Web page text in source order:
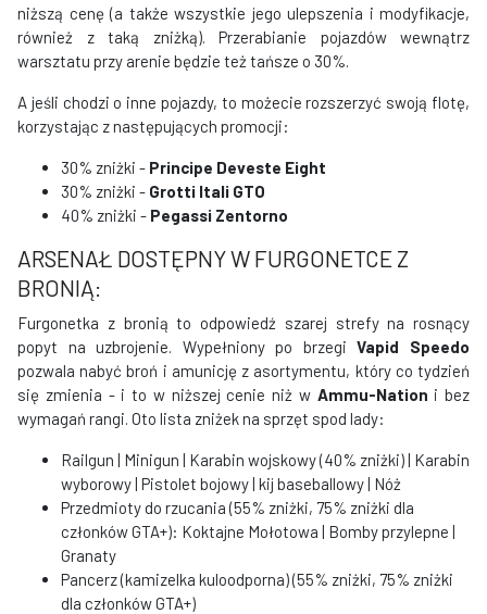
niższą cenę (a także wszystkie jego ulepszenia i modyfikacje,
również z taką zniżką). Przerabianie pojazdów wewnątrz
warsztatu przy arenie będzie też tańsze o 30%.
A jeśli chodzi o inne pojazdy, to możecie rozszerzyć swoją flotę,
korzystając z następujących promocji:
30% zniżki - Principe Deveste Eight
30% zniżki - Grotti Itali GTO
40% zniżki - Pegassi Zentorno
ARSENAŁ DOSTĘPNY W FURGONETCE Z
BRONIĄ:
Furgonetka z bronią to odpowiedź szarej strefy na rosnący
popyt na uzbrojenie. Wypełniony po brzegiVapid Speedo
pozwala nabyć broń i amunicję z asortymentu, który co tydzień
się zmienia - i to w niższej cenie niż w Ammu-Nation i bez
wymagań rangi. Oto lista zniżek na sprzęt spod lady:
Railgun | Minigun | Karabin wojskowy (40% zniżki) | Karabin
wyborowy | Pistolet bojowy | kij baseballowy | Nóż
Przedmioty do rzucania (55% zniżki, 75% zniżki dla
członków GTA+): Koktajne Mołotowa | Bomby przylepne |
Granaty
Pancerz (kamizelka kuloodporna) (55% zniżki, 75% zniżki
dla członków GTA+)